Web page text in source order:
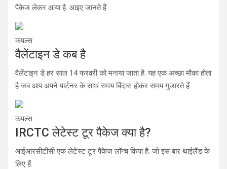
पैकेज लेकर आया है. आइए जानते हैं.
कपल्स
वैलेंटाइन डे कब है
वैलेंटाइन डे हर साल 14 फरवरी को मनाया जाता है. यह एक अच्छा मौका होता
है जब आप अपने पार्टनर के साथ समय बिंदास होकर समय गुजारते हैं.
कपल्स
IRCTC लेटेस्ट टूर पैकेज क्या है?
आईआरसीटीसी एक लेटेस्ट टूर पैकेज लॉन्च किया है. जो इस बार थाईलैंड के
लिए हैं.